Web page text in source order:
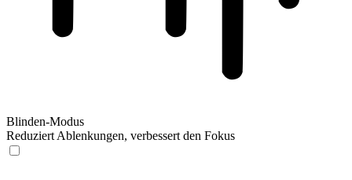
Blinden-Modus
Reduziert Ablenkungen, verbessert den Fokus